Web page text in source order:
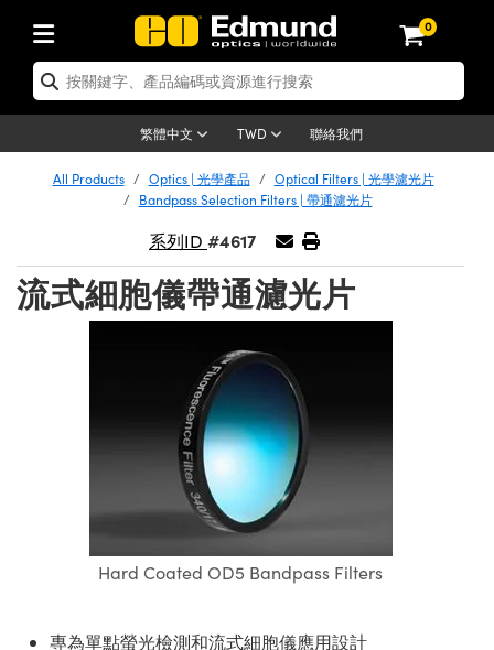
0
繁體中文 TWD 聯絡我們
| 光學產品
| 反射鏡
| 光學濾光片
Optics | 偏振光學元件
| 光學組装
Components | SCHOTT 光
| 紅外線光學產品
Optics | 雷射光學
| 雷射透鏡
| 雷射濾光片
| 超快光學
Assemblies | 雷射光學元件組
Shaping | 雷射光束整形
| 雷射顯微鏡
Isolators | 晶體和隔離器
| 光機組件
System | 光學籠式系統
| 臺式系統
and Breadboards | 光學平臺
and Slides | 平臺和滑塊
| 顯微鏡
| Mitutoyo 物鏡
| Nikon 物鏡
| ZEISS 物鏡
Objectives | 有限共軛物鏡
| 反射物鏡
Objectives
| 雷射
and Electronics | 雷射
| 實驗室和生產線
Lenses | 成像鏡頭
Lenses | 定焦鏡頭
| 遠心鏡頭
Magnification Lenses
Lenses for Harsh Environments
| 影視製作和高級攝影
Accessories | 成像鏡頭配件
| 相機
Cameras | Gigabit乙太網相
Cameras | Teledyne Dalsa
Microscopy Cameras
Cameras | Allied Vision 相機
Cameras | IDS 相機
Labs Cameras™ | Lucid Vision
| Pixelink 相機
and Illumination | 照明
Lighting | 機器視覺光源
Lighting |顯微鏡照明
| 雷射光源
Sources | 其他光源
Targets | 測試板
Targets | 解析度測試板
Targets | 畸變測試版
Level Test Targets | 色卡測試板
and Detection | 測試與監測
| 光學度量
Solutions | 機器視覺方案
and Electronics | 雷射
品
and Roughness Standards | 表
Components | 主動光學元件
and Production | 實驗室和生產
| 清潔用品
Handling Tools | 零件夾持用品
| 光學膠
Accessories | UV固化設備
應用選購
| 光譜儀
Imaging
By Brand
Products | 新品專區
Lenses
| 清倉品
| 清倉光學產品
| 清倉顯微鏡
Lenses | 清倉成像鏡頭
and Detection
Products | 重新認證產
| 重新認證光學產品
| 重新認證光機
| 重新認證雷射
| 重新認證顯微鏡
Lenses | 重新認證成像鏡
| 重新認證相機
| 重新認證照明
and Production | 重新認證實
All Products Optics | 光學產品
Optical Filters | 光學濾光片
Bandpass Selection Filters | 帶通濾光片
系列ID #4617
流式細胞儀帶通濾光片
Hard Coated OD5 Bandpass Filters
專為單點螢光檢測和流式細胞儀應用設計